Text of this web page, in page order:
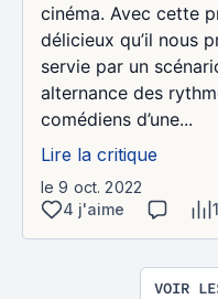
cinéma. Avec cette
délicieux qu’il nous
servie par un
alternance des
comédiens d’une...
Lire la critique
le 9 oct. 2022
4 j'aime
VOIR